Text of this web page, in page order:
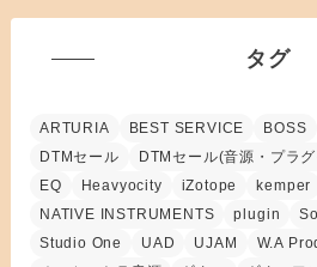
タグ
ARTURIA BEST SERVICE BOSS
DTMセール
DTMセール(音源・プラ
EQ
Heavyocity iZotope kemper
NATIVE INSTRUMENTS
plugin
Studio One
UAD UJAM W.A